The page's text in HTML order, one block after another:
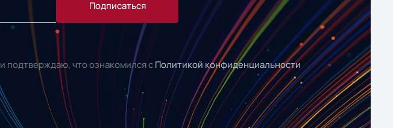
Подписаться
и подтверждаю, что ознакомился с Политикой конфиденциальности